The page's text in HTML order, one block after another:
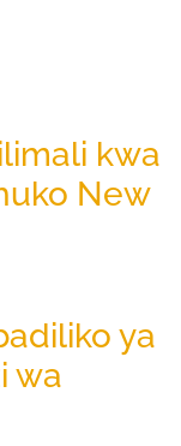
kwa
New
ya
wa